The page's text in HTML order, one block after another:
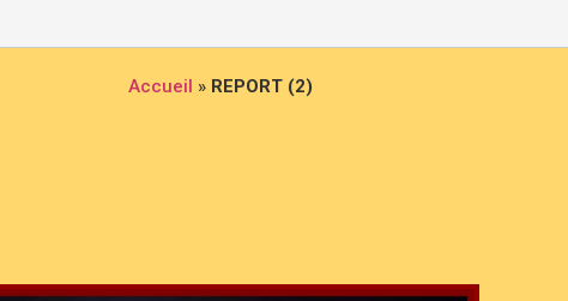
Accueil » REPORT (2)